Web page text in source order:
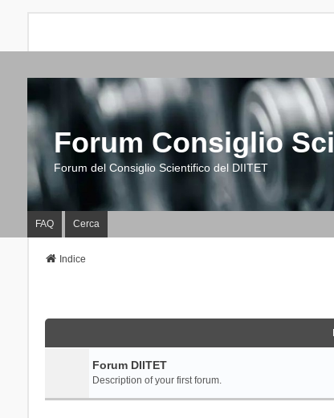
Forum Consiglio
Forum del Consiglio Scientifico del DIITET
FAQ Cerca
Indice
Forum DIITET
Description of your first forum.